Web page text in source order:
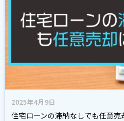
2025年4月9日
住宅ローンの滞納なしでも任意